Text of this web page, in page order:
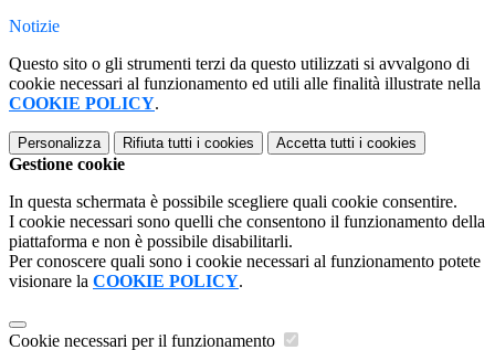
Notizie
Questo sito o gli strumenti terzi da questo utilizzati si avvalgono di
cookie necessari al funzionamento ed utili alle finalità illustrate nella
COOKIE POLICY.
Personalizza Rifiuta tutti i cookies Accetta tutti i cookies
Gestione cookie
In questa schermata è possibile scegliere quali cookie consentire.
I cookie necessari sono quelli che consentono il funzionamento della
piattaforma e non è possibile disabilitarli.
Per conoscere quali sono i cookie necessari al funzionamento potete
visionare la COOKIE POLICY.
Cookie necessari per il funzionamento